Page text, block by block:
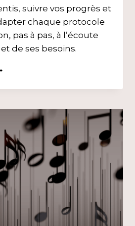
suivre vos progrès et
chaque protocole
pas à pas, à l’écoute
de ses besoins.